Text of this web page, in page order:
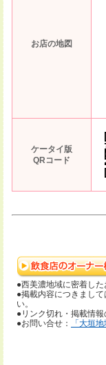
お店の地図
ケータイ版
QRコード
●西美濃地域に密着した
●掲載内容につきまし
い。
●リンク切れ・掲載情
●お問い合せ：
「大垣